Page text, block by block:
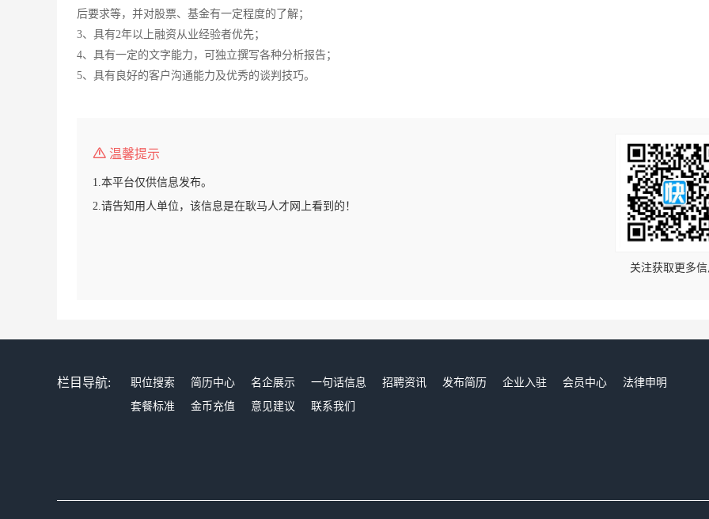
后要求等，并对股票、基金有一定程度的了解；
3、具有2年以上融资从业经验者优先；
4、具有一定的文字能力，可独立撰写各种分析报告；
5、具有良好的客户沟通能力及优秀的谈判技巧。
温馨提示
1.本平台仅供信息发布。
2.请告知用人单位，该信息是在耿马人才网上看到的！
关注获取更多
栏目导航: 职位搜索 简历中心 名企展示 一句话信息 招聘资讯 发布简历 企业入驻 会员中心
法律申明
套餐标准
金币充值 意见建议 联系我们